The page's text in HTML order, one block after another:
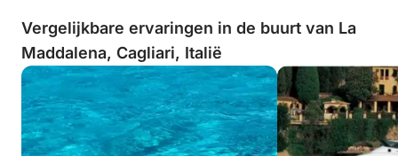
Vergelijkbare ervaringen in de buurt van La
Maddalena, Cagliari, Italië